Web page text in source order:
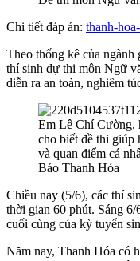
Chi tiết đáp án: thanh-
Theo thống kê của ngành
thí sinh dự thi môn Ngữ
diễn ra an toàn, nghiêm
Em Lê Chí Cường,
cho biết đề thi giúp
và quan điểm cá
Báo Thanh Hóa
Chiều nay (5/6), các thí
thời gian 60 phút. Sáng
cuối cùng của kỳ tuyển
Năm nay, Thanh Hóa có